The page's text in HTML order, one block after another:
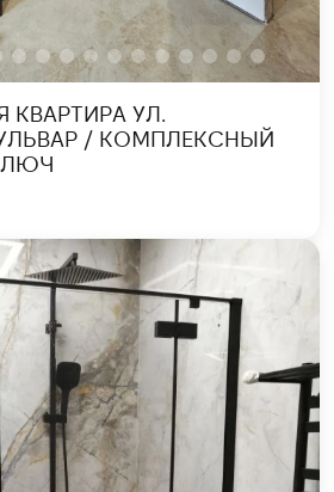
КВАРТИРА УЛ.
/ КОМПЛЕКСНЫЙ